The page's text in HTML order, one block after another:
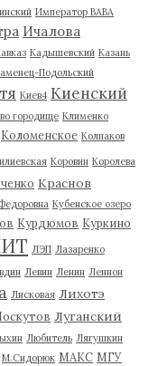
Император ВАВА
Ичалова
Кадышевский Казань
Подольский
Киев4 Киенский
городище Клименко
Коломенское Колпаков
Коровин Королева
Краснов
Кубенское озеро
Курдюмов Куркино
ЛЭП Лазаренко
Левин Ленин Леннон
Лисковая Лихотэ
Луганский
Любитель Лягушкин
М.Сидорюк МАКС МГУ